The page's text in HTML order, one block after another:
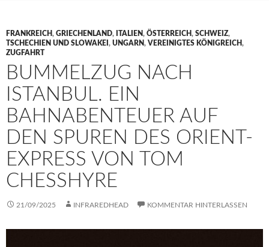
FRANKREICH, GRIECHENLAND, ITALIEN, ÖSTERREICH, SCHWEIZ,
TSCHECHIEN UND SLOWAKEI , UNGARN, VEREINIGTES KÖNIGREICH,
ZUGFAHRT
BUMMELZUG NACH
ISTANBUL. EIN
BAHNABENTEUER AUF
DEN SPUREN DES ORIENT-
EXPRESS VON TOM
CHESSHYRE
21/09/2025 INFRAREDHEAD KOMMENTAR HINTERLASSEN